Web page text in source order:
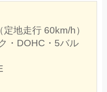
地走行 60km/h）
・DOHC・5バル